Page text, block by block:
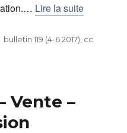
Lire la suite
Catégories
bulletin 119 (4-6 2017) cc
Vente –